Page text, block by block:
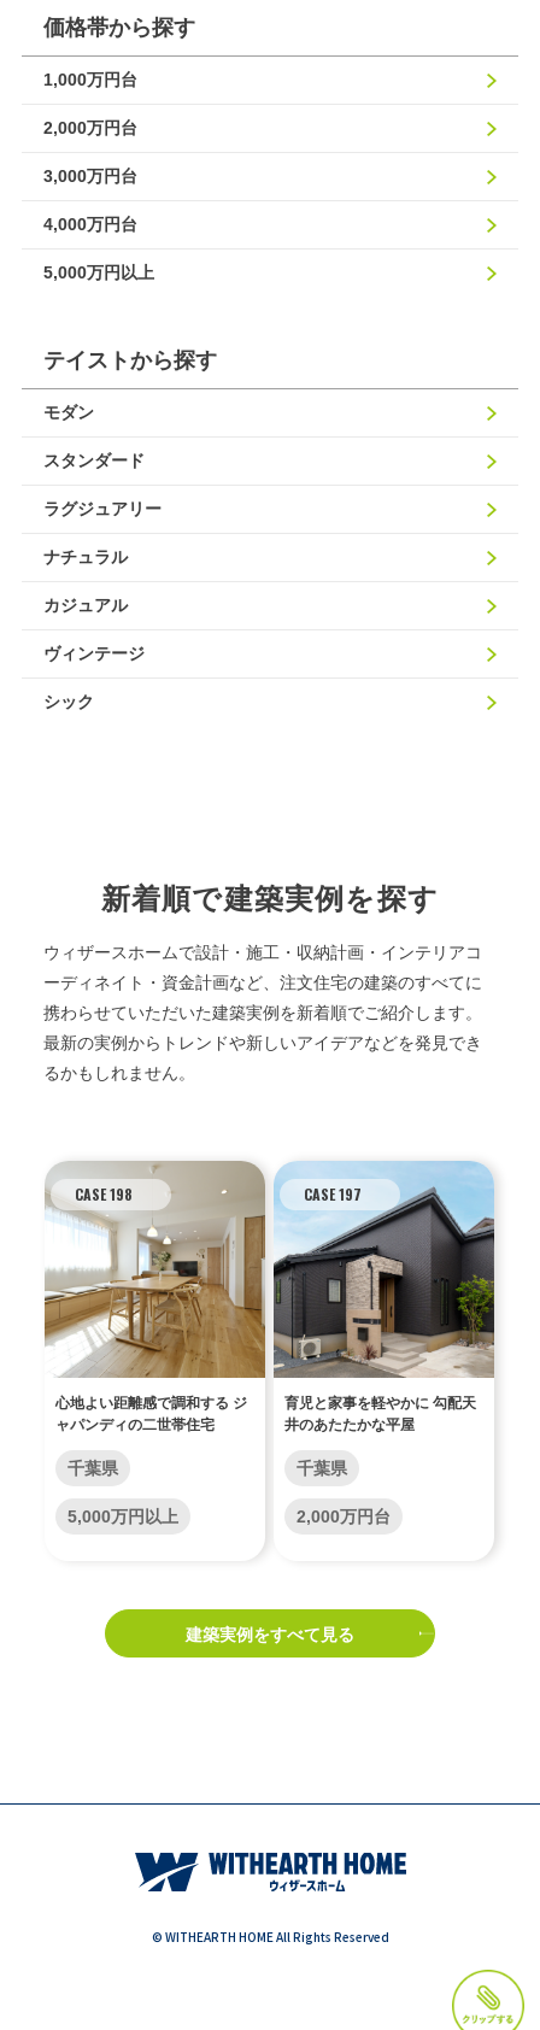
価格帯から探す
1,000万円台
2,000万円台
3,000万円台
4,000万円台
5,000万円以上
テイストから探す
モダン
スタンダード
ラグジュアリー
ナチュラル
カジュアル
ヴィンテージ
シック
新着順で建築実例を探す
ウィザースホームで設計・施工・収納計画・インテリアコ
ーディネイト・資金計画など、注文住宅の建築のすべてに
携わらせていただいた建築実例を新着順でご紹介します。
最新の実例からトレンドや新しいアイデアなどを発見でき
るかもしれません。
CASE 198
心地よい距離感で調和する ジ
ャパンディの二世帯住宅
千葉県
5,000万円以上
CASE 197
育児と家事を軽やかに 勾配天
井のあたたかな平屋
千葉県
2,000万円台
建築実例をすべて見る
© WITHEARTH HOME All Rights Reserved